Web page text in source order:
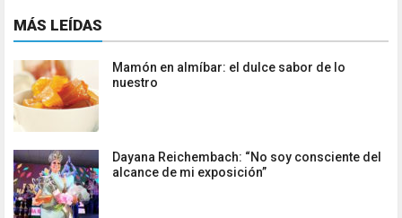
MÁS LEÍDAS
Mamón en almíbar: el dulce sabor de lo
nuestro
Dayana Reichembach: “No soy consciente del
alcance de mi exposición”